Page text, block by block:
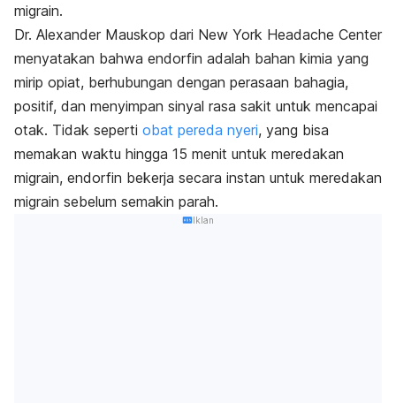
migrain.
Dr. Alexander Mauskop dari New York Headache Center
menyatakan bahwa endorfin adalah bahan kimia yang
mirip opiat, berhubungan dengan perasaan bahagia,
positif, dan menyimpan sinyal rasa sakit untuk mencapai
otak. Tidak seperti obat pereda nyeri, yang bisa
memakan waktu hingga 15 menit untuk meredakan
migrain, endorfin bekerja secara instan untuk meredakan
migrain sebelum semakin parah.
Iklan